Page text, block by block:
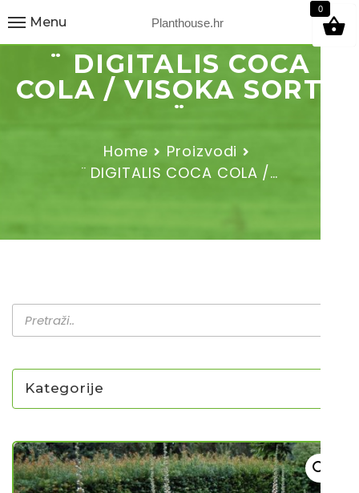
Planthouse.hr
Menu
9
¨ DIGITALIS COCA
COLA / VISOKA SORTA
¨
Home
Proizvodi
¨ DIGITALIS COCA COLA /…
Kategorije
SADNICE
0